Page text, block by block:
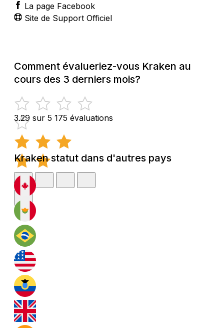
La page Facebook
Site de Support Officiel
Comment évalueriez-vous Kraken au
cours des 3 derniers mois?
3.29 sur 5 175 évaluations
Kraken statut dans d'autres pays